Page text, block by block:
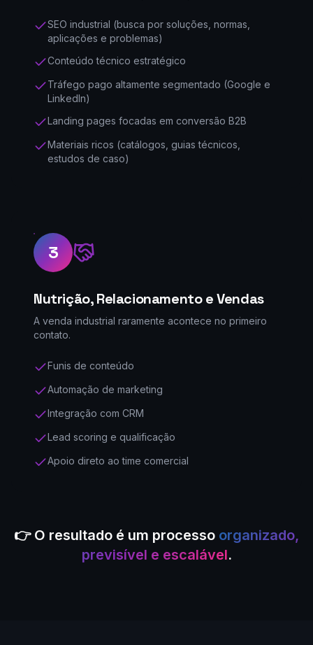
SEO industrial (busca por soluções, normas,
aplicações e problemas)
Conteúdo técnico estratégico
Tráfego pago altamente segmentado (Google e
LinkedIn)
Landing pages focadas em conversão B2B
Materiais ricos (catálogos, guias técnicos,
estudos de caso)
3
Nutrição, Relacionamento e Vendas
A venda industrial raramente acontece no primeiro
contato.
Funis de conteúdo
Automação de marketing
Integração com CRM
Lead scoring e qualificação
Apoio direto ao time comercial
👉 O resultado é um processo organizado,
previsível e escalável.